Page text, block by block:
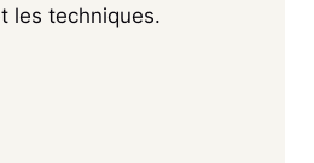
les techniques.